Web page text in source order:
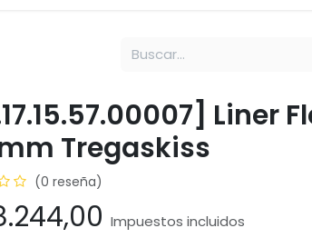
Liner
Tregaskiss
(0 reseña)
Impuestos incluidos